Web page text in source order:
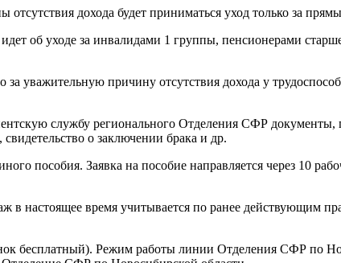
дохода будет приниматься уход только за
об уходе за инвалидами 1 группы, пенсионерами
уважительную причину отсутствия дохода у
службу регионального Отделения СФР
о заключении брака и др.
пособия. Заявка на пособие направляется через 10
настоящее время учитывается по ранее действующим
бесплатный). Режим работы линии Отделения СФР по